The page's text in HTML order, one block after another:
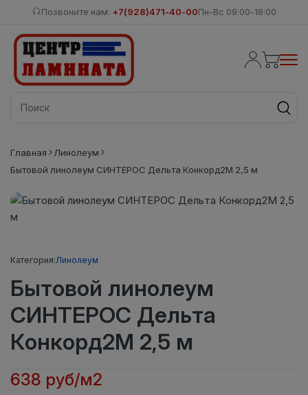
Позвоните нам: +7(928)471-40-00Пн-Вс 09:00-18:00
Главная
Линолеум
Бытовой линолеум СИНТЕРОС Дельта Конкорд2М 2,5 м
Категория:Линолеум
Бытовой линолеум
СИНТЕРОС Дельта
Конкорд2М 2,5 м
638 руб/м2